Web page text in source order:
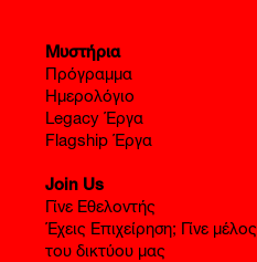
Μυστήρια
Πρόγραμμα
Ημερολόγιο
Legacy Έργα
Flagship Έργα
Join Us
Γίνε Εθελοντής
Έχεις Επιχείρηση; Γίνε μέλος
του δικτύου μας